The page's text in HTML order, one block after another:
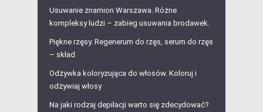
Usuwanie znamion Warszawa. Różne
kompleksy ludzi – zabieg usuwania brodawek.
Piękne rzęsy. Regenerum do rzęs, serum do rzęs
– skład
Odżywka koloryzująca do włosów. Koloruj i
odżywiaj włosy
Na jaki rodzaj depilacji warto się zdecydować?